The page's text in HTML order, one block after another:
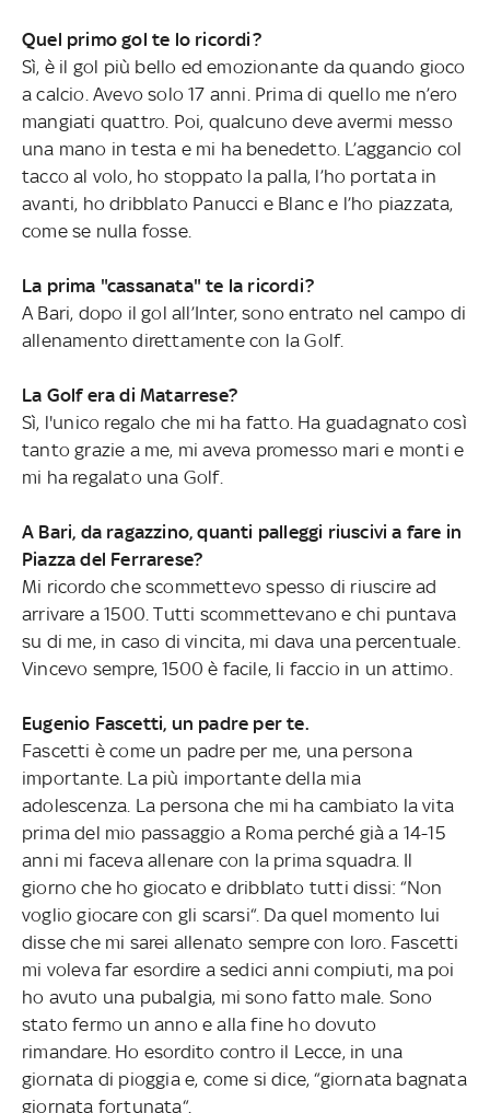
Quel primo gol te lo ricordi?
Sì, è il gol più bello ed emozionante da quando gioco
a calcio. Avevo solo 17 anni. Prima di quello me n’ero
mangiati quattro. Poi, qualcuno deve avermi messo
una mano in testa e mi ha benedetto. L’aggancio col
tacco al volo, ho stoppato la palla, l’ho portata in
avanti, ho dribblato Panucci e Blanc e l’ho piazzata,
come se nulla fosse.
La prima "cassanata" te la ricordi?
A Bari, dopo il gol all’Inter, sono entrato nel campo di
allenamento direttamente con la Golf.
La Golf era di Matarrese?
Sì, l'unico regalo che mi ha fatto. Ha guadagnato così
tanto grazie a me, mi aveva promesso mari e monti e
mi ha regalato una Golf.
A Bari, da ragazzino, quanti palleggi riuscivi a fare in
Piazza del Ferrarese?
Mi ricordo che scommettevo spesso di riuscire ad
arrivare a 1500. Tutti scommettevano e chi puntava
su di me, in caso di vincita, mi dava una percentuale.
Vincevo sempre, 1500 è facile, li faccio in un attimo.
Eugenio Fascetti, un padre per te.
Fascetti è come un padre per me, una persona
importante. La più importante della mia
adolescenza. La persona che mi ha cambiato la vita
prima del mio passaggio a Roma perché già a 14-15
anni mi faceva allenare con la prima squadra. Il
giorno che ho giocato e dribblato tutti dissi: “Non
voglio giocare con gli scarsi“. Da quel momento lui
disse che mi sarei allenato sempre con loro. Fascetti
mi voleva far esordire a sedici anni compiuti, ma poi
ho avuto una pubalgia, mi sono fatto male. Sono
stato fermo un anno e alla fine ho dovuto
rimandare. Ho esordito contro il Lecce, in una
giornata di pioggia e, come si dice, “giornata bagnata
giornata fortunata“.